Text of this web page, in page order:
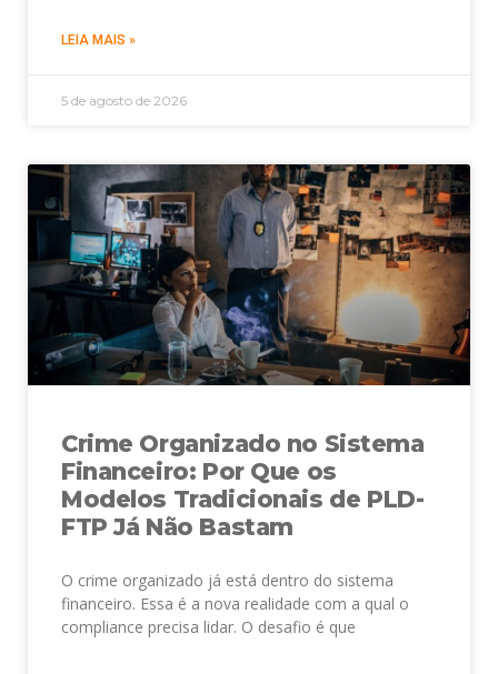
LEIA MAIS »
5 de agosto de 2026
Crime Organizado no Sistema
Financeiro: Por Que os
Modelos Tradicionais de PLD-
FTP Já Não Bastam
O crime organizado já está dentro do sistema
financeiro. Essa é a nova realidade com a qual o
compliance precisa lidar. O desafio é que